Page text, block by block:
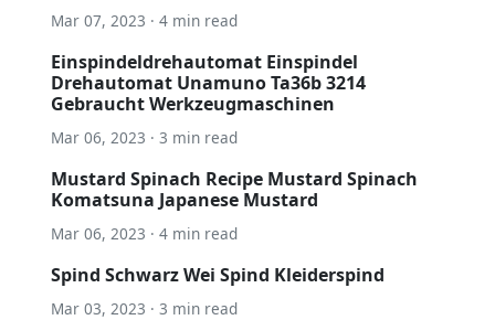
Mar 07, 2023 · 4 min read
Einspindeldrehautomat Einspindel
Drehautomat Unamuno Ta36b 3214
Gebraucht Werkzeugmaschinen
Mar 06, 2023 · 3 min read
Mustard Spinach Recipe Mustard Spinach
Komatsuna Japanese Mustard
Mar 06, 2023 · 4 min read
Spind Schwarz Wei Spind Kleiderspind
Mar 03, 2023 · 3 min read